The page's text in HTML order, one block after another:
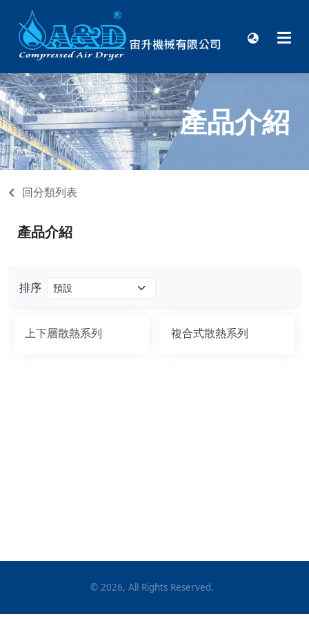
產品介紹
回分類列表
排序
上下層散熱系列 複合式散熱系列
產品介紹
© 2026, All Rights Reserved.